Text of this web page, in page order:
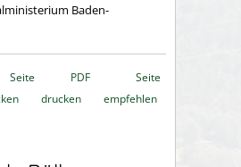
Baden-
Seite
PDF
drucken
Seite
empfehlen